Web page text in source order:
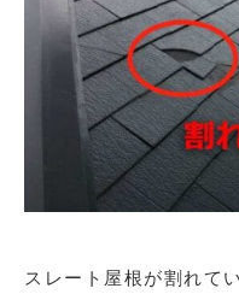
スレート屋根が割れて